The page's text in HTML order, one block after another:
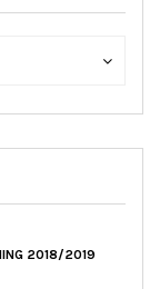
2018/2019